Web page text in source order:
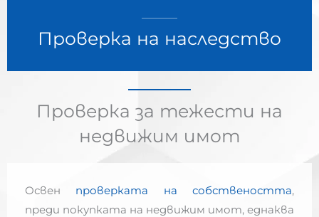
Проверка на наследство
Проверка за тежести на
недвижим имот
Освен проверката на собствеността,
преди покупката на недвижим имот, еднаква